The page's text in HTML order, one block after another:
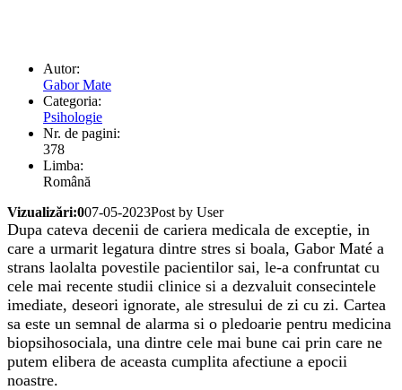
Autor:
Gabor Mate
Categoria:
Psihologie
Nr. de pagini:
378
Limba:
Română
Vizualizări:007-05-2023Post by User
Dupa cateva decenii de cariera medicala de exceptie, in
care a urmarit legatura dintre stres si boala, Gabor Maté a
strans laolalta povestile pacientilor sai, le-a confruntat cu
cele mai recente studii clinice si a dezvaluit consecintele
imediate, deseori ignorate, ale stresului de zi cu zi. Cartea
sa este un semnal de alarma si o pledoarie pentru medicina
biopsihosociala, una dintre cele mai bune cai prin care ne
putem elibera de aceasta cumplita afectiune a epocii
noastre.